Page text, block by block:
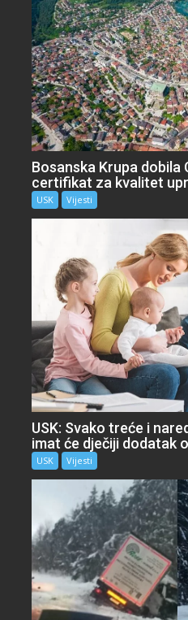
Bosanska Krupa dobila
certifikat za kvalitet
USK Vijesti
USK: Svako treće i
imat će dječiji dodatak
USK Vijesti